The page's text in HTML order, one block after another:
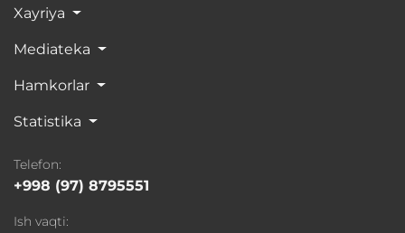
Xayriya
Mediateka
Hamkorlar
Statistika
Telefon:
+998 (97) 8795551
Ish vaqti: